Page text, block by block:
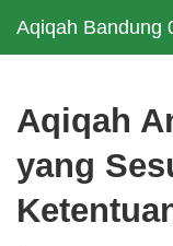
Aqiqah Bandung
Aqiqah
yang